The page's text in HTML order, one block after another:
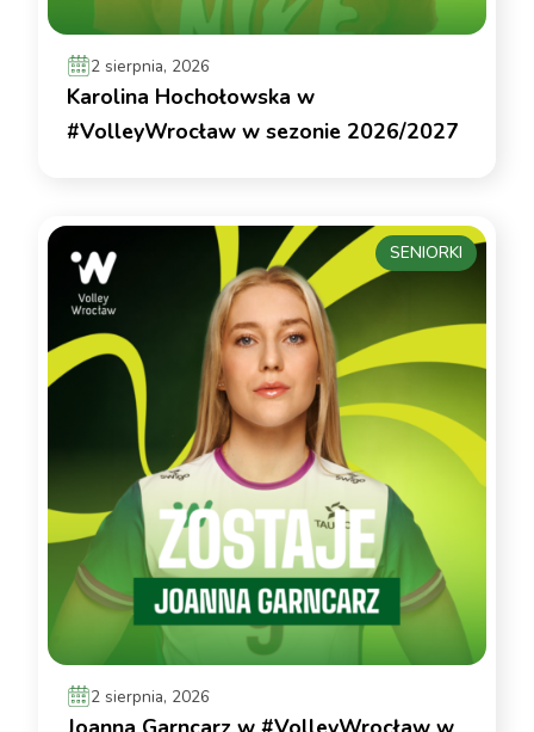
2 sierpnia, 2026
Karolina Hochołowska w
#VolleyWrocław w sezonie 2026/2027
2 sierpnia, 2026
SENIORKI